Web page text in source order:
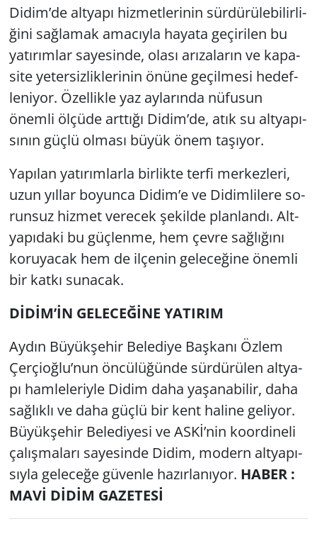
Didim’de alt­ya­pı hiz­met­le­ri­nin sür­dü­rü­le­bi­lir­li­
ği­ni sağ­la­mak ama­cıy­la ha­ya­ta ge­çi­ri­len bu
ya­tı­rım­lar sa­ye­sin­de, olası arı­za­la­rın ve ka­pa­
si­te ye­ter­siz­lik­le­ri­nin önüne ge­çil­me­si he­def­
le­ni­yor. Özel­lik­le yaz ay­la­rın­da nü­fu­sun
önem­li öl­çü­de art­tı­ğı Didim’de, atık su alt­ya­pı­
sı­nın güçlü ol­ma­sı büyük önem ta­şı­yor.
Ya­pı­lan ya­tı­rım­lar­la bir­lik­te terfi mer­kez­le­ri,
uzun yıl­lar bo­yun­ca Didim’e ve Di­dim­li­le­re so­
run­suz hiz­met ve­recek şe­kil­de plan­lan­dı. Alt­
ya­pı­da­ki bu güç­len­me, hem çevre sağ­lı­ğı­nı
ko­ru­ya­cak hem de il­çe­nin ge­le­ce­ği­ne önem­li
bir katkı su­na­cak.
DİDİM’İN GE­LE­CEĞİNE YA­TI­RIM
Aydın Bü­yük­şe­hir Be­le­di­ye Baş­ka­nı Özlem
Çer­çi­oğ­lu’nun ön­cü­lü­ğün­de sür­dü­rü­len alt­ya­
pı ham­le­le­riy­le Didim daha ya­şa­na­bi­lir, daha
sağ­lık­lı ve daha güçlü bir kent ha­li­ne ge­li­yor.
Bü­yük­şe­hir Be­le­di­ye­si ve ASKİ’nin ko­or­di­ne­li
ça­lış­ma­la­rı sa­ye­sin­de Didim, mo­dern alt­ya­pı­
sıy­la ge­le­ce­ğe gü­ven­le ha­zır­la­nı­yor. HABER :
MAVİ DİDİM GAZETESİ